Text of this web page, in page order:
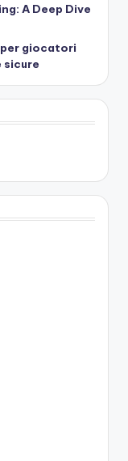
A Deep Dive
per giocatori
sicure